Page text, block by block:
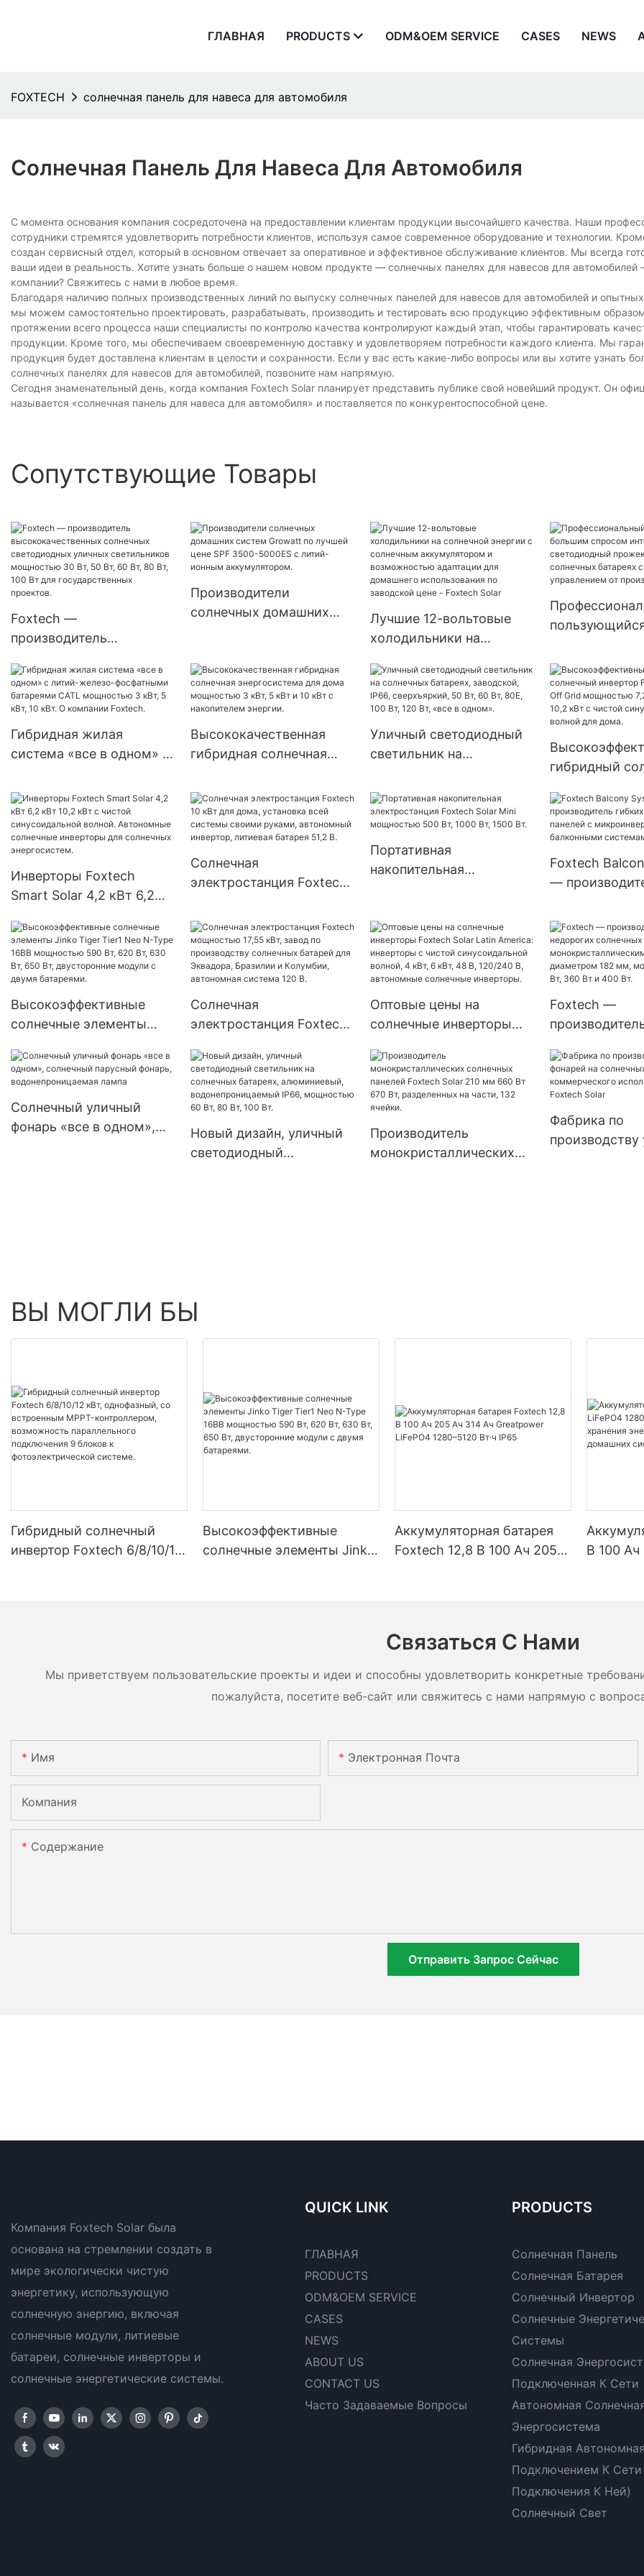
ГЛАВНАЯ PRODUCTS ODM&OEM SERVICE CASES NEWS
FOXTECH солнечная панель для навеса для автомобиля
Солнечная Панель Для Навеса Для Автомобиля
С момента основания компания сосредоточена на предоставлении клиентам продукции высочайшего качества. Наши
сотрудники стремятся удовлетворить потребности клиентов, используя самое современное оборудование и технологии.
создан сервисный отдел, который в основном отвечает за оперативное и эффективное обслуживание клиентов. Мы всегда
ваши идеи в реальность. Хотите узнать больше о нашем новом продукте — солнечных панелях для навесов для
компании? Свяжитесь с нами в любое время.
Благодаря наличию полных производственных линий по выпуску солнечных панелей для навесов для автомобилей и
мы можем самостоятельно проектировать, разрабатывать, производить и тестировать всю продукцию эффективным
протяжении всего процесса наши специалисты по контролю качества контролируют каждый этап, чтобы гарантировать
продукции. Кроме того, мы обеспечиваем своевременную доставку и удовлетворяем потребности каждого клиента. Мы
продукция будет доставлена ​​клиентам в целости и сохранности. Если у вас есть какие-либо вопросы или вы хотите узнать
солнечных панелях для навесов для автомобилей, позвоните нам напрямую.
Сегодня знаменательный день, когда компания Foxtech Solar планирует представить публике свой новейший продукт. Он
называется «солнечная панель для навеса для автомобиля» и поставляется по конкурентоспособной цене.
Сопутствующие Товары
Foxtech —
производитель
солнечных
светодиодных уличных
светильников
мощностью 30 Вт, 50 Вт,
60 Вт, 80 Вт, 100 Вт для
проектов.
Производители
солнечных домашних
5000ES с литий-ионным
аккумулятором.
Лучшие 12-вольтовые
холодильники на
солнечным
аккумулятором и
возможностью
адаптации для
домашнего
заводской цене - Foxtech
Solar
светодиодный
прожектор на
батареях с
управлением
Гибридная жилая
система «все в одном» с
фосфатными батареями
CATL мощностью 3 кВт,
5 кВт, 10 кВт. О компании
Foxtech.
Высококачественная
гибридная солнечная
мощностью 3 кВт, 5 кВт
и 10 кВт с накопителем
энергии.
Уличный светодиодный
светильник на
заводской, IP66,
сверхъяркий, 50 Вт, 60
Вт, 80E, 100 Вт, 120 Вт,
«все в одном».
гибридный
On Off Grid
7,2 кВт, 8,2
чистой
волной для
Инверторы Foxtech
Smart Solar 4,2 кВт 6,2
синусоидальной волной.
Автономные солнечные
инверторы для
энергосистем.
Солнечная
электростанция Foxtech
установка всей системы
своими руками,
автономный инвертор,
литиевая батарея 51,2 В.
Портативная
накопительная
500 Вт, 1000 Вт, 1500 Вт.
Foxtech
—
балконными
Китай.
Высокоэффективные
солнечные элементы
Type 16BB мощностью
590 Вт, 620 Вт, 630 Вт,
650 Вт, двусторонние
модули с двумя
Солнечная
электростанция Foxtech
завод по производству
солнечных батарей для
Эквадора, Бразилии и
система 120 В.
Оптовые цены на
солнечные инверторы
America: инверторы с
чистой синусоидальной
волной, 4 кВт, 6 кВт, 48
солнечные инверторы.
Foxtech —
панелей с
элементами
182 мм,
Вт, 360 Вт и
Солнечный уличный
фонарь «все в одном»,
Новый дизайн, уличный
светодиодный
Производитель
монокристаллических
Фабрика по
производству
ВЫ МОГЛИ БЫ
Гибридный солнечный
инвертор Foxtech 6/8/10/12
фотоэлектрической
Высокоэффективные
солнечные элементы Jinko
Аккумуляторная батарея
Foxtech 12,8 В 100 Ач 205
В 100 Ач
Связаться С Нами
Мы приветствуем пользовательские проекты и идеи и способны удовлетворить конкретные
пожалуйста, посетите веб-сайт или свяжитесь с нами напрямую с
Имя Электронная Почта
Компания
Содержание
Отправить Запрос Сейчас
Компания Foxtech Solar была
основана на стремлении создать в
мире экологически чистую
энергетику, использующую
солнечную энергию, включая
солнечные модули, литиевые
батареи, солнечные инверторы и
солнечные энергетические системы.
QUICK LINK
ГЛАВНАЯ
PRODUCTS
ODM&OEM SERVICE
CASES
NEWS
ABOUT US
CONTACT US
Часто Задаваемые Вопросы
PRODUCTS
Солнечная Панель
Солнечная Батарея
Солнечный Инвертор
Солнечные
Системы
Солнечная
Подключенная К Сети
Автономная
Энергосистема
Гибридная
Подключением К
Подключения К Ней)
Солнечный Свет